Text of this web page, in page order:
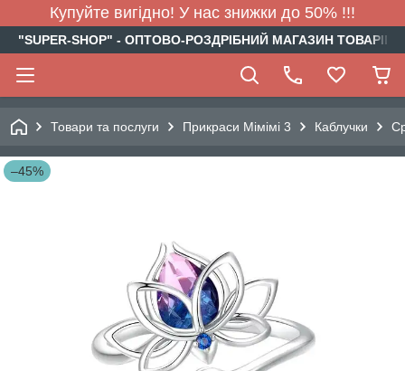
Купуйте вигідно! У нас знижки до 50% !!!
"SUPER-SHOP" - ОПТОВО-РОЗДРІБНИЙ МАГАЗИН
Товари та послуги Прикраси Мімімі 3 Каблучки
–45%